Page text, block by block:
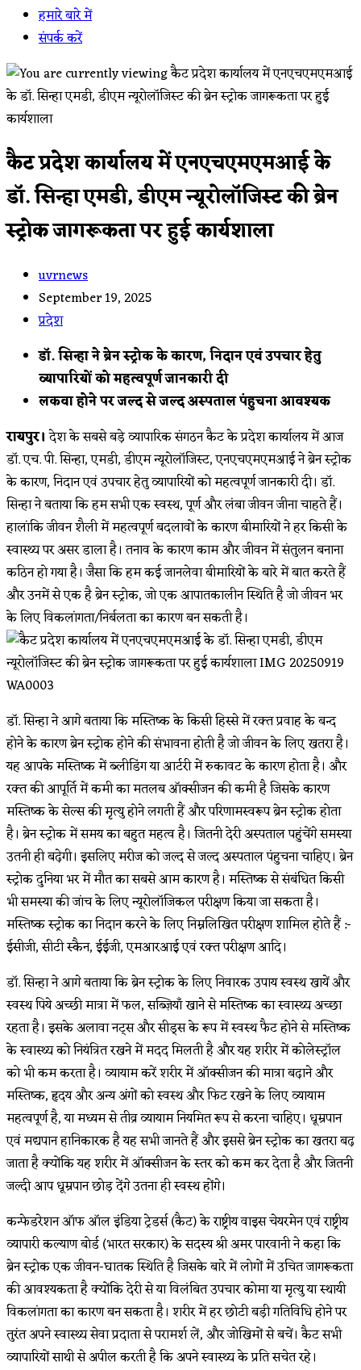
हमारे बारे में
संपर्क करें
कैट प्रदेश कार्यालय में एनएचएमएमआई के
डॉ. सिन्हा एमडी, डीएम न्यूरोलॉजिस्ट की ब्रेन
स्ट्रोक जागरूकता पर हुई कार्यशाला
Post
author:
uvrnews
Post
published:
September 19, 2025
Post
category:
प्रदेश
डॉ. सिन्हा ने ब्रेन स्ट्रोक के कारण, निदान एवं उपचार हेतु
व्यापारियों को महत्वपूर्ण जानकारी दी
लकवा होने पर जल्द से जल्द अस्पताल पंहुचना आवश्यक
रायपुर।देश के सबसे बड़े व्यापारिक संगठन कैट के प्रदेश कार्यालय में आज
डॉ. एच. पी. सिन्हा, एमडी, डीएम न्यूरोलॉजिस्ट, एनएचएमएमआई ने ब्रेन स्ट्रोक
के कारण, निदान एवं उपचार हेतु व्यापारियों को महत्वपूर्ण जानकारी दी। डॉ.
सिन्हा ने बताया कि हम सभी एक स्वस्थ, पूर्ण और लंबा जीवन जीना चाहते हैं।
हालांकि जीवन शैली में महत्वपूर्ण बदलावों के कारण बीमारियों ने हर किसी के
स्वास्थ्य पर असर डाला है। तनाव के कारण काम और जीवन में संतुलन बनाना
कठिन हो गया है। जैसा कि हम कई जानलेवा बीमारियों के बारे में बात करते हैं
और उनमें से एक है ब्रेन स्ट्रोक, जो एक आपातकालीन स्थिति है जो जीवन भर
के लिए विकलांगता/निर्बलता का कारण बन सकती है।
डॉ. सिन्हा ने आगे बताया कि मस्तिष्क के किसी हिस्से में रक्त प्रवाह के बन्द
होने के कारण ब्रेन स्ट्रोक होने की संभावना होती है जो जीवन के लिए खतरा है।
यह आपके मस्तिष्क में ब्लीडिंग या आर्टरी में रुकावट के कारण होता है। और
रक्त की आपूर्ति में कमी का मतलब ऑक्सीजन की कमी है जिसके कारण
मस्तिष्क के सेल्स की मृत्यु होने लगती हैं और परिणामस्वरूप ब्रेन स्ट्रोक होता
है। ब्रेन स्ट्रोक में समय का बहुत महत्व है। जितनी देरी अस्पताल पहुंचेंगे समस्या
उतनी ही बढ़ेगी। इसलिए मरीज को जल्द से जल्द अस्पताल पंहुचना चाहिए। ब्रेन
स्ट्रोक दुनिया भर में मौत का सबसे आम कारण है। मस्तिष्क से संबंधित किसी
भी समस्या की जांच के लिए न्यूरोलॉजिकल परीक्षण किया जा सकता है।
मस्तिष्क स्ट्रोक का निदान करने के लिए निम्नलिखित परीक्षण शामिल होते हैं :-
ईसीजी, सीटी स्कैन, ईईजी, एमआरआई एवं रक्त परीक्षण आदि।
डॉ. सिन्हा ने आगे बताया कि ब्रेन स्ट्रोक के लिए निवारक उपाय स्वस्थ खायें और
स्वस्थ पिये अच्छी मात्रा में फल, सब्ज़ियाँ खाने से मस्तिष्क का स्वास्थ्य अच्छा
रहता है। इसके अलावा नट्स और सीड्स के रूप में स्वस्थ फैट होने से मस्तिष्क
के स्वास्थ्य को नियंत्रित रखने में मदद मिलती है और यह शरीर में कोलेस्ट्रॉल
को भी कम करता है। व्यायाम करें शरीर में ऑक्सीजन की मात्रा बढ़ाने और
मस्तिष्क, हृदय और अन्य अंगों को स्वस्थ और फिट रखने के लिए व्यायाम
महत्वपूर्ण है, या मध्यम से तीव्र व्यायाम नियमित रूप से करना चाहिए। धूम्रपान
एवं मद्यपान हानिकारक है यह सभी जानते हैं और इससे ब्रेन स्ट्रोक का खतरा बढ़
जाता है क्योंकि यह शरीर में ऑक्सीजन के स्तर को कम कर देता है और जितनी
जल्दी आप धूम्रपान छोड़ देंगे उतना ही स्वस्थ होंगे।
कन्फेडरेशन ऑफ ऑल इंडिया ट्रेडर्स (कैट) के राष्ट्रीय वाइस चेयरमेन एवं राष्ट्रीय
व्यापारी कल्याण बोर्ड (भारत सरकार) के सदस्य श्री अमर पारवानी ने कहा कि
ब्रेन स्ट्रोक एक जीवन-घातक स्थिति है जिसके बारे में लोगों में उचित जागरूकता
की आवश्यकता है क्योंकि देरी से या विलंबित उपचार कोमा या मृत्यु या स्थायी
विकलांगता का कारण बन सकता है। शरीर में हर छोटी बड़ी गतिविधि होने पर
तुरंत अपने स्वास्थ्य सेवा प्रदाता से परामर्श लें, और जोखिमों से बचें। कैट सभी
व्यापारियों साथी से अपील करती है कि अपने स्वास्थ्य के प्रति सचेत रहे।